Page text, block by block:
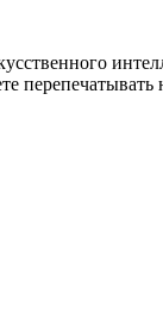
перепечатывать